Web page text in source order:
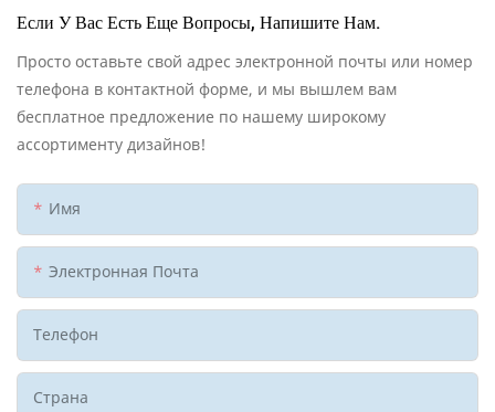
Если У Вас Есть Еще Вопросы, Напишите Нам.
Просто оставьте свой адрес электронной почты или номер
телефона в контактной форме, и мы вышлем вам
бесплатное предложение по нашему широкому
ассортименту дизайнов!
Имя
Электронная Почта
Телефон
Страна